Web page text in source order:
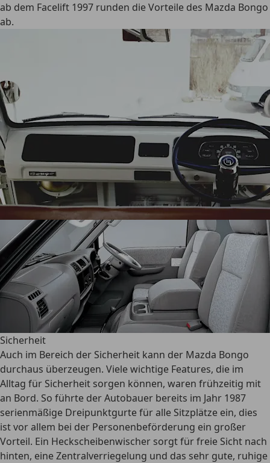
ab dem Facelift 1997 runden die Vorteile des Mazda Bongo
ab.
Sicherheit
Auch im Bereich der Sicherheit kann der Mazda Bongo
durchaus überzeugen. Viele wichtige Features, die im
Alltag für Sicherheit sorgen können, waren frühzeitig mit
an Bord. So führte der Autobauer bereits im Jahr 1987
serienmäßige Dreipunktgurte für alle Sitzplätze ein, dies
ist vor allem bei der Personenbeförderung ein großer
Vorteil. Ein Heckscheibenwischer sorgt für freie Sicht nach
hinten, eine Zentralverriegelung und das sehr gute, ruhige